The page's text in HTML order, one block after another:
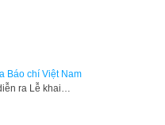
Báo chí Việt Nam
ra Lễ khai…